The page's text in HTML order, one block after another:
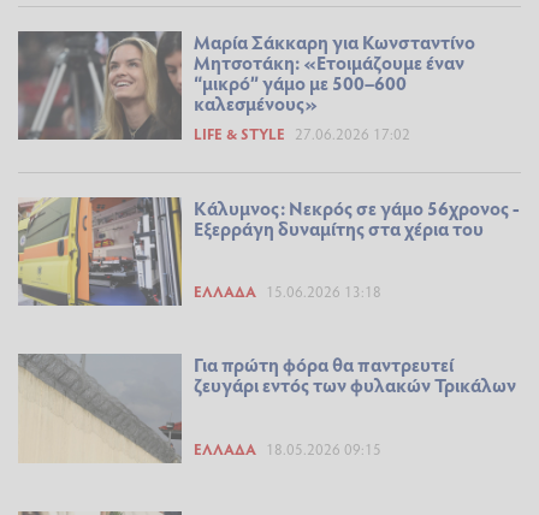
Μαρία Σάκκαρη για Κωνσταντίνο
Μητσοτάκη: «Ετοιμάζουμε έναν
“μικρό” γάμο με 500–600
καλεσμένους»
LIFE & STYLE 27.06.2026 17:02
Κάλυμνος: Νεκρός σε γάμο 56χρονος -
Εξερράγη δυναμίτης στα χέρια του
ΕΛΛΆΔΑ 15.06.2026 13:18
Για πρώτη φόρα θα παντρευτεί
ζευγάρι εντός των φυλακών Τρικάλων
ΕΛΛΆΔΑ 18.05.2026 09:15